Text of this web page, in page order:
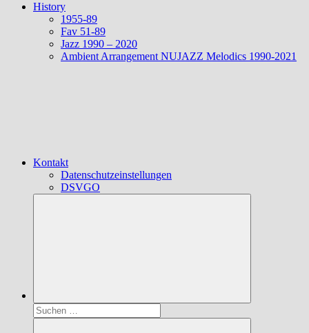
History
1955-89
Fav 51-89
Jazz 1990 – 2020
Ambient Arrangement NUJAZZ Melodics 1990-2021
Kontakt
Datenschutzeinstellungen
DSVGO
Suchen
nach: